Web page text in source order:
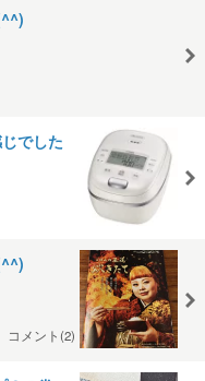
でした
コメント(2)